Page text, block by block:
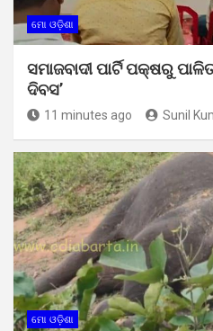
ମୋ ଓଡ଼ିଶା
ସମାଜବାଦୀ ପାର୍ଟି ପକ୍ଷରୁ
ଦିବସ’
11 minutes ago Sunil
ମୋ ଓଡ଼ିଶା